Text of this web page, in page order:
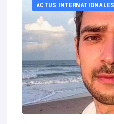
Boutique
Partenaires
Contacts
Hébergement solidaire
ACTUS INTERNATIONALES